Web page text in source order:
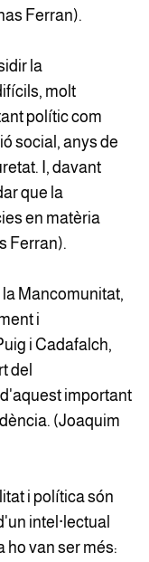
Ferran).
la
molt
polític com
social, anys de
I, davant
que la
en matèria
Ferran).
Mancomunitat,
i
i Cadafalch,
del
important
(Joaquim
i política són
intel·lectual
ho van ser més: